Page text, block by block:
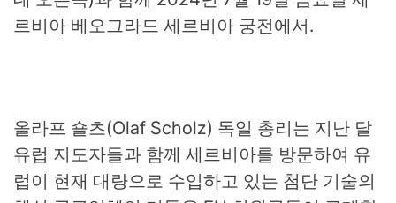
올라프 숄츠(Olaf Scholz) 독일 총리는 지난 달
유럽 지도자들과 함께 세르비아를 방문하여 유
럽이 현재 대량으로 수입하고 있는 첨단 기술의